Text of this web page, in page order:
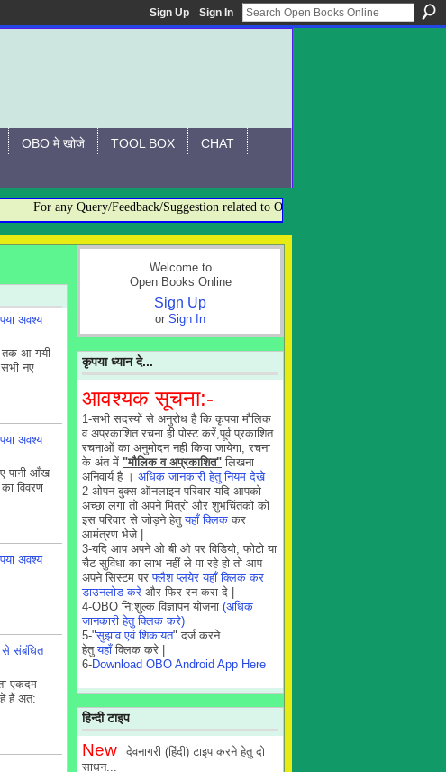
Sign Up Sign In
OBO मे खोजे TOOL BOX CHAT
For any Query/Feedback/Suggestion related to OBO, please contact:-
अवश्य
तक आ गयी
नए
अवश्य
पानी आँख
विवरण
अवश्य
संबंधित
एकदम
हैं अत:
Welcome to
Open Books Online
Sign Up
or Sign In
कृपया ध्यान दे...
आवश्यक सूचना:-
1-सभी सदस्यों से अनुरोध है कि कृपया मौलिक
व अप्रकाशित रचना ही पोस्ट करें,पूर्व प्रकाशित
रचनाओं का अनुमोदन नही किया जायेगा, रचना
के अंत में "मौलिक व अप्रकाशित" लिखना
अनिवार्य है । अधिक जानकारी हेतु नियम देखे
2-ओपन बुक्स ऑनलाइन परिवार यदि आपको
अच्छा लगा तो अपने मित्रो और शुभचिंतको को
इस परिवार से जोड़ने हेतुयहाँ क्लिक कर
आमंत्रण भेजे |
3-यदि आप अपने ओ बी ओ पर विडियो, फोटो या
चैट सुविधा का लाभ नहीं ले पा रहे हो तो आप
अपने सिस्टम परफ्लैश प्लयेर यहाँ क्लिक कर
डाउनलोड करे और फिर रन करा दे |
4-OBO नि:शुल्क विज्ञापन योजना (अधिक
जानकारी हेतु क्लिक करे)
5-"सुझाव एवं शिकायत" दर्ज करने
हेतुयहाँक्लिक करे |
6-Download OBO Android App Here
हिन्दी टाइप
New
देवनागरी (हिंदी) टाइप करने हेतु दो
साधन...